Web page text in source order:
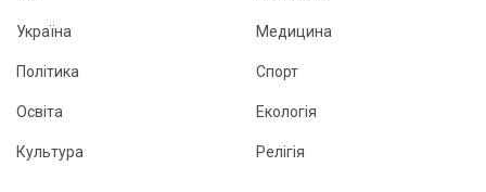
Україна
Політика
Освіта
Культура
Медицина
Спорт
Екологія
Релігія